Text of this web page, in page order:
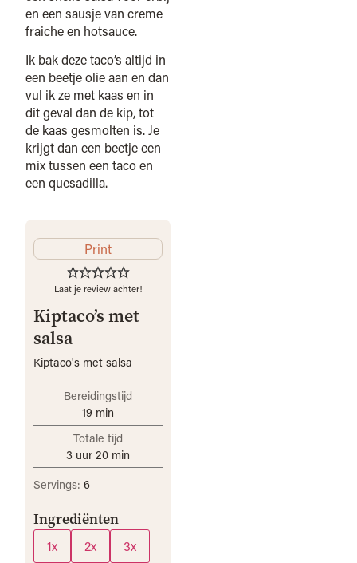
en een sausje van creme
fraiche en hotsauce.
Ik bak deze taco’s altijd in
een beetje olie aan en dan
vul ik ze met kaas en in
dit geval dan de kip, tot
de kaas gesmolten is. Je
krijgt dan een beetje een
mix tussen een taco en
een quesadilla.
Print
Laat je review achter!
Kiptaco’s met
salsa
Kiptaco's met salsa
Bereidingstijd
19 min
Totale tijd
3 uur 20 min
Servings:6
Ingrediënten
1x 2x 3x